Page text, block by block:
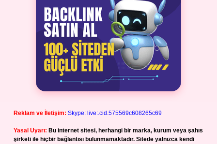
Reklam ve İletişim: Skype: live:.cid.575569c608265c69
Yasal Uyarı: Bu internet sitesi, herhangi bir marka, kurum veya şahıs
şirketi ile hiçbir bağlantısı bulunmamaktadır. Sitede yalnızca kendi